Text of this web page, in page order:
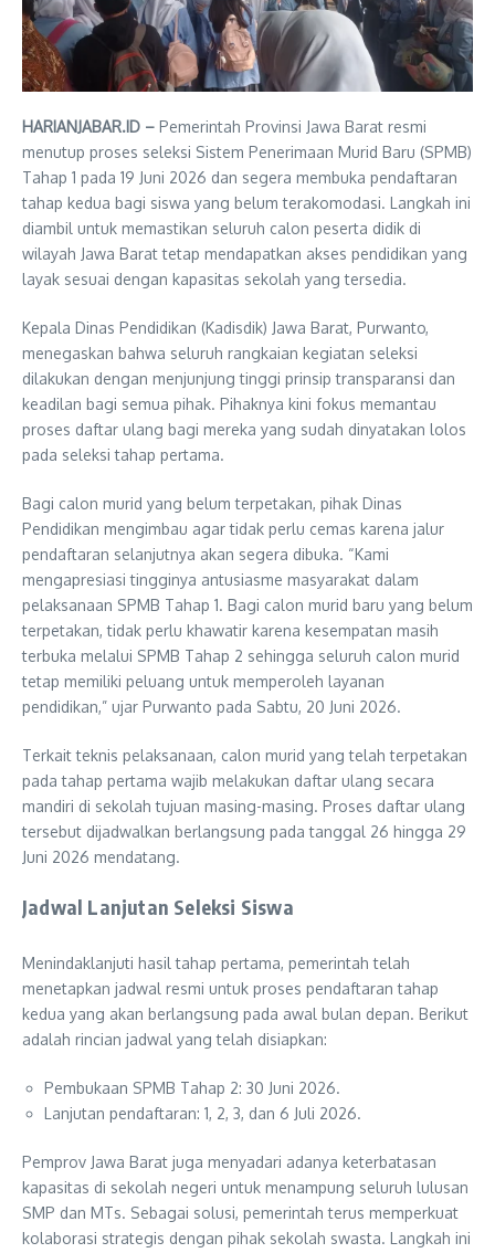
HARIANJABAR.ID – Pemerintah Provinsi Jawa Barat resmi
menutup proses seleksi Sistem Penerimaan Murid Baru (SPMB)
Tahap 1 pada 19 Juni 2026 dan segera membuka pendaftaran
tahap kedua bagi siswa yang belum terakomodasi. Langkah ini
diambil untuk memastikan seluruh calon peserta didik di
wilayah Jawa Barat tetap mendapatkan akses pendidikan yang
layak sesuai dengan kapasitas sekolah yang tersedia.
Kepala Dinas Pendidikan (Kadisdik) Jawa Barat, Purwanto,
menegaskan bahwa seluruh rangkaian kegiatan seleksi
dilakukan dengan menjunjung tinggi prinsip transparansi dan
keadilan bagi semua pihak. Pihaknya kini fokus memantau
proses daftar ulang bagi mereka yang sudah dinyatakan lolos
pada seleksi tahap pertama.
Bagi calon murid yang belum terpetakan, pihak Dinas
Pendidikan mengimbau agar tidak perlu cemas karena jalur
pendaftaran selanjutnya akan segera dibuka. “Kami
mengapresiasi tingginya antusiasme masyarakat dalam
pelaksanaan SPMB Tahap 1. Bagi calon murid baru yang belum
terpetakan, tidak perlu khawatir karena kesempatan masih
terbuka melalui SPMB Tahap 2 sehingga seluruh calon murid
tetap memiliki peluang untuk memperoleh layanan
pendidikan,” ujar Purwanto pada Sabtu, 20 Juni 2026.
Terkait teknis pelaksanaan, calon murid yang telah terpetakan
pada tahap pertama wajib melakukan daftar ulang secara
mandiri di sekolah tujuan masing-masing. Proses daftar ulang
tersebut dijadwalkan berlangsung pada tanggal 26 hingga 29
Juni 2026 mendatang.
Jadwal Lanjutan Seleksi Siswa
Menindaklanjuti hasil tahap pertama, pemerintah telah
menetapkan jadwal resmi untuk proses pendaftaran tahap
kedua yang akan berlangsung pada awal bulan depan. Berikut
adalah rincian jadwal yang telah disiapkan:
Pembukaan SPMB Tahap 2: 30 Juni 2026.
Lanjutan pendaftaran: 1, 2, 3, dan 6 Juli 2026.
Pemprov Jawa Barat juga menyadari adanya keterbatasan
kapasitas di sekolah negeri untuk menampung seluruh lulusan
SMP dan MTs. Sebagai solusi, pemerintah terus memperkuat
kolaborasi strategis dengan pihak sekolah swasta. Langkah ini